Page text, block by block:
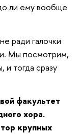
ли ему вообще
ради галочки
Мы посмотрим,
и тогда сразу
факультет
хора.
крупных